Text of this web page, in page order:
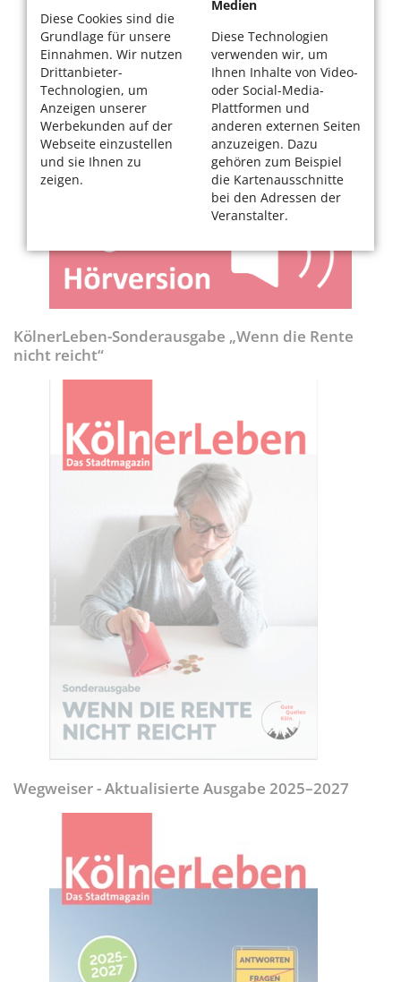
Diese Cookies sind die
Grundlage für unsere
Einnahmen. Wir nutzen
Drittanbieter-
Technologien, um
Anzeigen unserer
Werbekunden auf der
Webseite einzustellen
und sie Ihnen zu
zeigen.
Medien
Diese Technologien
verwenden wir, um
Ihnen Inhalte von Video-
oder Social-Media-
Plattformen und
anderen externen Seiten
anzuzeigen. Dazu
gehören zum Beispiel
die Kartenausschnitte
bei den Adressen der
Veranstalter.
KölnerLeben-Sonderausgabe „Wenn die Rente
nicht reicht“
Wegweiser - Aktualisierte Ausgabe 2025–2027